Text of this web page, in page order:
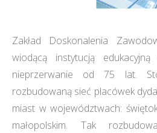
Zakład Doskonalenia
wiodącą instytucją
nieprzerwanie od 75 lat.
rozbudowaną sieć placówek
miast w województwach:
małopolskim. Tak